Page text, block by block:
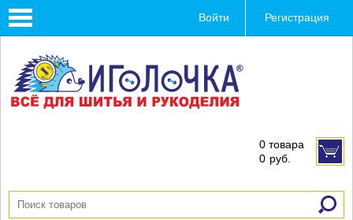
Toggle
navigation
Войти Регистрация
0 товара
0 руб.